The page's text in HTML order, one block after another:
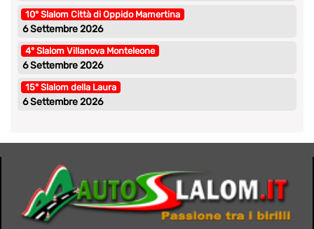
10° Slalom Città di Oppido Mamertina
6 Settembre 2026
4° Slalom Villanova Monteleone
6 Settembre 2026
15° Slalom della Laura
6 Settembre 2026